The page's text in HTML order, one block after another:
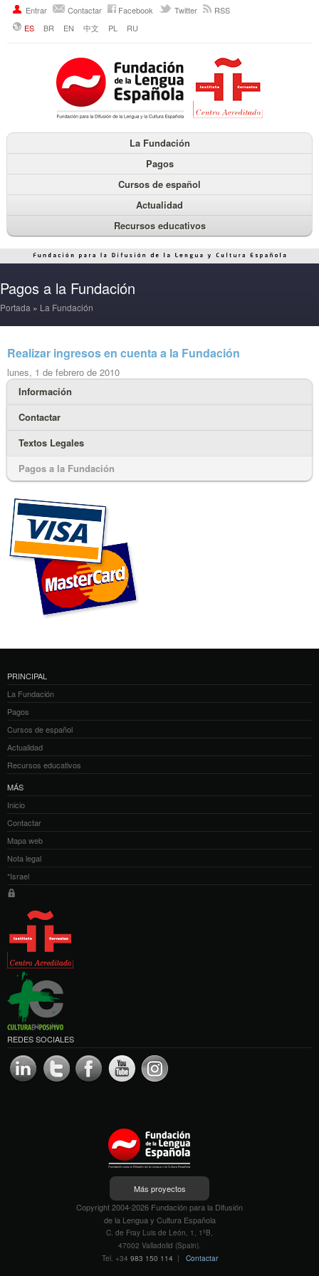
Entrar Contactar Facebook Twitter
RSS
ES
BR EN 中文 PL RU
La Fundación
Pagos
Cursos de español
Actualidad
Recursos educativos
Pagos a la Fundación
Portada » La Fundación
Realizar ingresos en cuenta a la Fundación
lunes, 1 de febrero de 2010
Información
Contactar
Textos Legales
Pagos a la Fundación
PRINCIPAL
La Fundación
Pagos
Cursos de español
Actualidad
Recursos educativos
MÁS
Inicio
Contactar
Mapa web
Nota legal
*Israel
REDES SOCIALES
Más proyectos
Copyright 2004-2026 Fundación para la Difusión
de la Lengua y Cultura Española
C. de Fray Luis de León, 1, 1ºB,
47002 Valladolid (Spain).
Tel. +34 983 150 114 | Contactar